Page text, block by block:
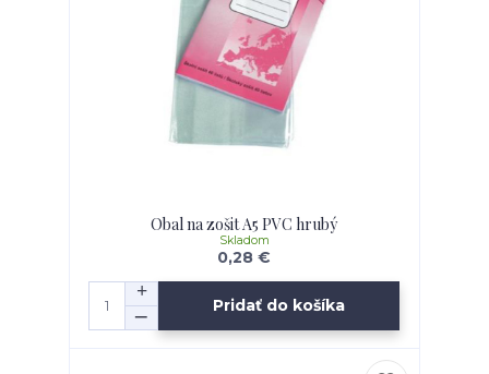
Obal na zošit A5 PVC hrubý
0,28 €
Skladom
Pridať do košíka